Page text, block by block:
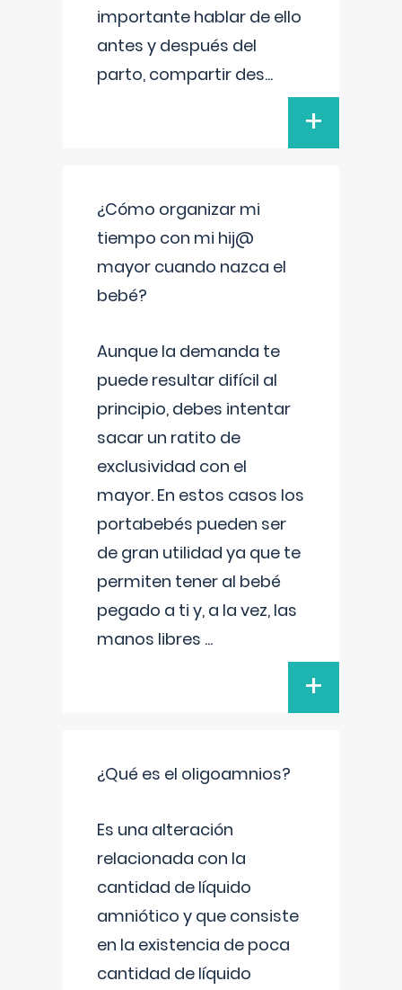
importante hablar de ello
antes y después del
parto, compartir des...
+
¿Cómo organizar mi
tiempo con mi hij@
mayor cuando nazca el
bebé?
Aunque la demanda te
puede resultar difícil al
principio, debes intentar
sacar un ratito de
exclusividad con el
mayor. En estos casos los
portabebés pueden ser
de gran utilidad ya que te
permiten tener al bebé
pegado a ti y, a la vez, las
manos libres ...
+
¿Qué es el oligoamnios?
Es una alteración
relacionada con la
cantidad de líquido
amniótico y que consiste
en la existencia de poca
cantidad de líquido